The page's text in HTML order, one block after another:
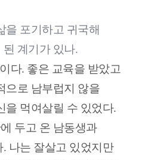
포기하고 귀국해
계기가 있나.
다. 좋은 교육을 받았고
으로 남부럽지 않을
을 먹여살릴 수 있었다.
두고 온 남동생과
나는 잘살고 있었지만